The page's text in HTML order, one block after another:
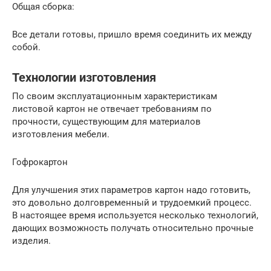
Общая сборка:
Все детали готовы, пришло время соединить их между
собой.
Технологии изготовления
По своим эксплуатационным характеристикам
листовой картон не отвечает требованиям по
прочности, существующим для материалов
изготовления мебели.
Гофрокартон
Для улучшения этих параметров картон надо готовить,
это довольно долговременный и трудоемкий процесс.
В настоящее время используется несколько технологий,
дающих возможность получать относительно прочные
изделия.